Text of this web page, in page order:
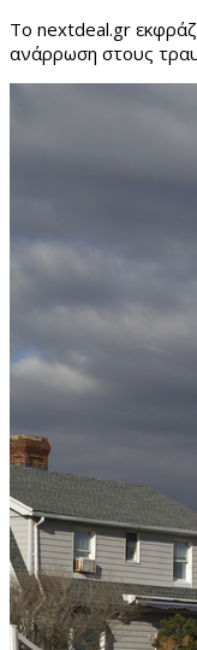
Το nextdeal.gr
ανάρρωση στους